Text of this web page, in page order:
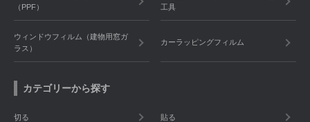
（PPF）
工具
ウィンドウフィルム（建物用窓ガ
ラス）
カーラッピングフィルム
カテゴリーから探す
切る 貼る